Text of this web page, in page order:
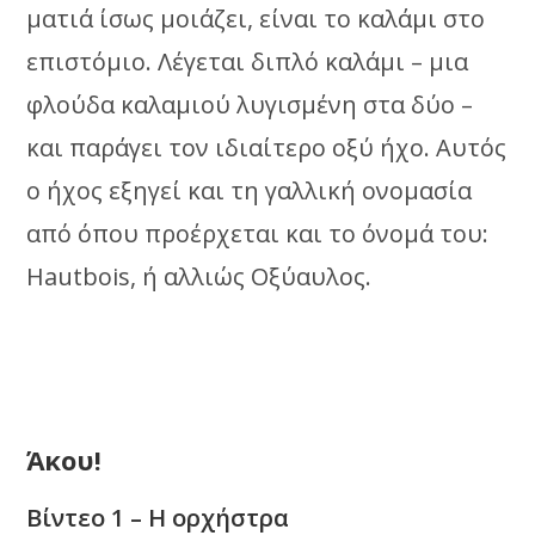
ματιά ίσως μοιάζει, είναι το καλάμι στο
επιστόμιο. Λέγεται διπλό καλάμι – μια
φλούδα καλαμιού λυγισμένη στα δύο –
και παράγει τον ιδιαίτερο οξύ ήχο. Αυτός
ο ήχος εξηγεί και τη γαλλική ονομασία
από όπου προέρχεται και το όνομά του:
Hautbois, ή αλλιώς Οξύαυλος.
Άκου!
Βίντεο 1 – Η ορχήστρα